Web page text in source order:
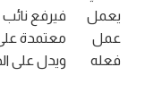
يعمل
عمل
فعله
فيرفع نائب
معتمدة
ويدل على